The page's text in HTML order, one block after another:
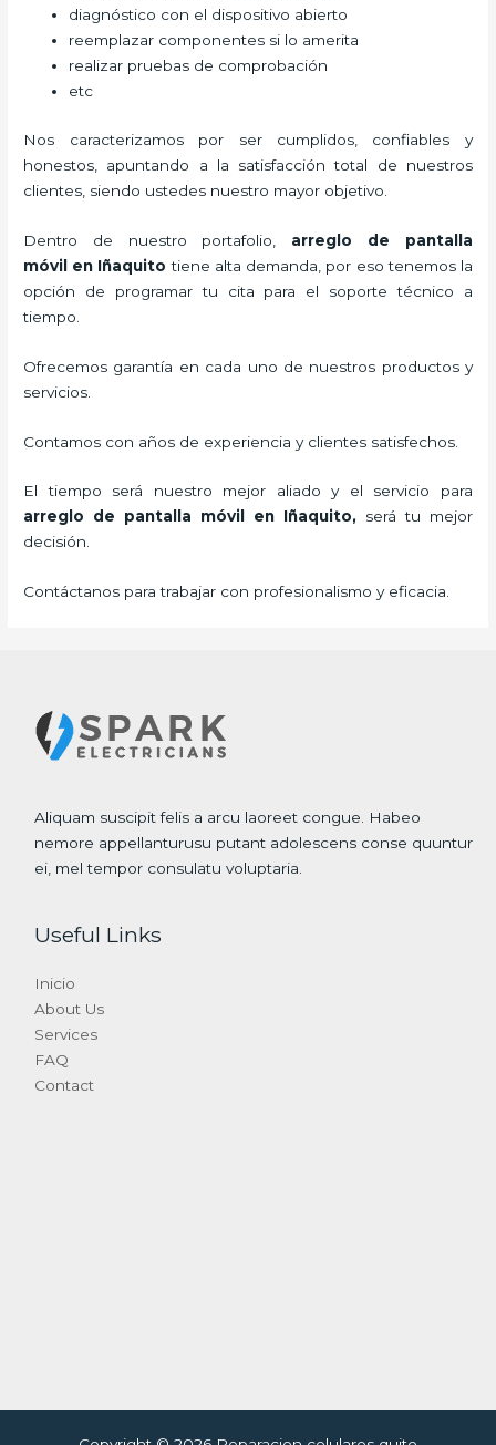
diagnóstico con el dispositivo abierto
reemplazar componentes si lo amerita
realizar pruebas de comprobación
etc
Nos caracterizamos por ser cumplidos, confiables y
honestos, apuntando a la satisfacción total de nuestros
clientes, siendo ustedes nuestro mayor objetivo.
Dentro de nuestro portafolio, arreglo de pantalla
móvil en Iñaquito tiene alta demanda, por eso tenemos la
opción de programar tu cita para el soporte técnico a
tiempo.
Ofrecemos garantía en cada uno de nuestros productos y
servicios.
Contamos con años de experiencia y clientes satisfechos.
El tiempo será nuestro mejor aliado y el servicio para
arreglo de pantalla móvil
en Iñaquito, será tu mejor
decisión.
Contáctanos para trabajar con profesionalismo y eficacia.
Aliquam suscipit felis a arcu laoreet congue. Habeo
nemore appellanturusu putant adolescens conse quuntur
ei, mel tempor consulatu voluptaria.
Useful Links
Inicio
About Us
Services
FAQ
Contact